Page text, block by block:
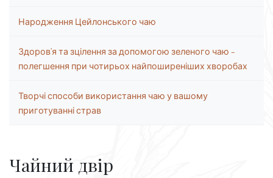
Народження Цейлонського чаю
Здоров’я та зцілення за допомогою зеленого чаю –
полегшення при чотирьох найпоширеніших хворобах
Творчі способи використання чаю у вашому
приготуванні страв
Чайний двір